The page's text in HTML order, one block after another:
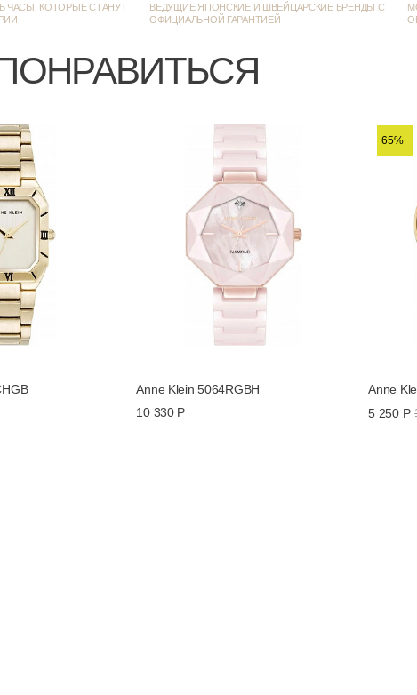
ЧАСЫ, КОТОРЫЕ СТАНУТ
ВЕДУЩИЕ ЯПОНСКИЕ И ШВЕЙЦАРСКИЕ БРЕНДЫ С
ОФИЦИАЛЬНОЙ ГАРАНТИЕЙ
Anne Klein 5064RGBH
10 330 Р
65%
Anne
5 250 Р